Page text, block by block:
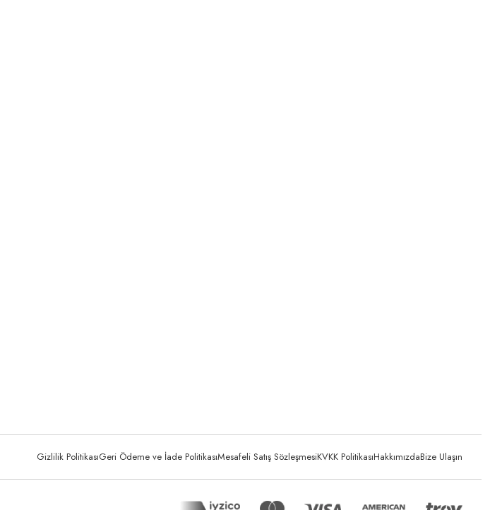
Gizlilik PolitikasıGeri Ödeme ve İade PolitikasıMesafeli Satış SözleşmesiKVKK PolitikasıHakkımızdaBize Ulaşın